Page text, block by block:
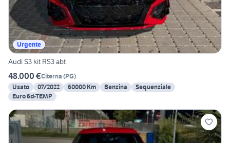
Urgente
Audi S3 kit RS3 abt
48.000 €Citerna (PG)
Usato
07/2022 60000 Km Benzina
Sequenziale
Euro 6d-TEMP